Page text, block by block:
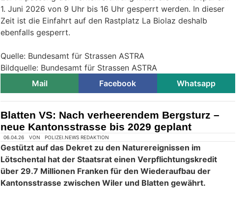
1. Juni 2026 von 9 Uhr bis 16 Uhr gesperrt werden. In dieser
Zeit ist die Einfahrt auf den Rastplatz La Biolaz deshalb
ebenfalls gesperrt.
Quelle: Bundesamt für Strassen ASTRA
Bildquelle: Bundesamt für Strassen ASTRA
Mail
Facebook Whatsapp
Blatten VS: Nach verheerendem Bergsturz –
neue Kantonsstrasse bis 2029 geplant
06.04.26 VON POLIZEI.NEWS REDAKTION
Gestützt auf das Dekret zu den Naturereignissen im
Lötschental hat der Staatsrat einen Verpflichtungskredit
über 29.7 Millionen Franken für den Wiederaufbau der
Kantonsstrasse zwischen Wiler und Blatten gewährt.